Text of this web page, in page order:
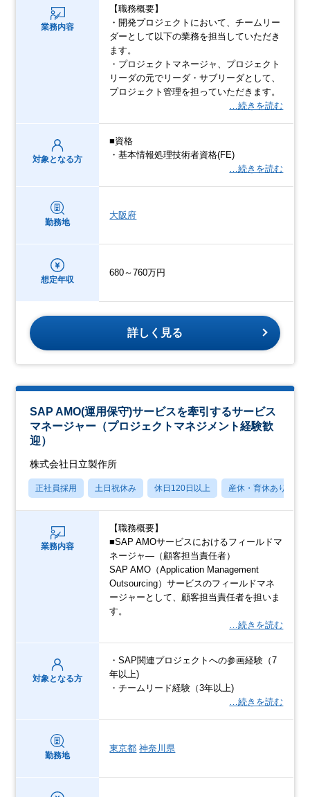
業務内容
【職務概要】
・開発プロジェクトにおいて、チームリー
ダーとして以下の業務を担当していただき
ます。
・プロジェクトマネージャ、プロジェクト
リーダの元でリーダ・サブリーダとして、
プロジェクト管理を担っていただきます。
…続きを読む
対象となる方
■資格
・基本情報処理技術者資格(FE)
…続きを読む
勤務地
大阪府
想定年収
680～760万円
詳しく見る
SAP AMO(運用保守)サービスを牽引するサービス
マネージャー（プロジェクトマネジメント経験歓
迎）
株式会社日立製作所
正社員採用 土日祝休み 休日120日以上 産休・育休あり
業務内容
【職務概要】
■SAP AMOサービスにおけるフィールドマ
ネージャ―（顧客担当責任者）
SAP AMO（Application Management
Outsourcing）サービスのフィールドマネ
ージャーとして、顧客担当責任者を担いま
す。
…続きを読む
対象となる方
・SAP関連プロジェクトへの参画経験（7
年以上)
・チームリード経験（3年以上)
…続きを読む
勤務地
東京都 神奈川県